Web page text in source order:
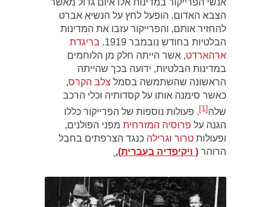
הצבא האדום. הופעל לחץ על הנשיא אברט
להחזיר אותם, והפרייקור עזבו את המדינות
הבלטיות בחודש נובמבר 1919.
בריגדת
ארהארדט, אשר הייתה חלק מן הלוחמים
במדינות הבלטיות, ידועה בכך שהייתה
הראשונה שהשתמשה בסמל צלב הקרס,
כאשר סימנה אותו על קסדותיה וכלי הרכב
שלה‏[1]
. פעולות נוספות של הפרייקור כללו
הגנה על פרוסיה המזרחית מפני הפולנים,
ופעולות טרור וגרילה כנגד הצרפתים בחבל
הרוהר ( ויקיפדיה בעברית).